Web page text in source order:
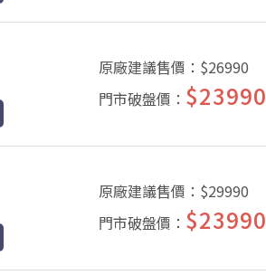
原廠建議售價： $26990
門市破盤價： $23990
原廠建議售價： $29990
門市破盤價： $23990